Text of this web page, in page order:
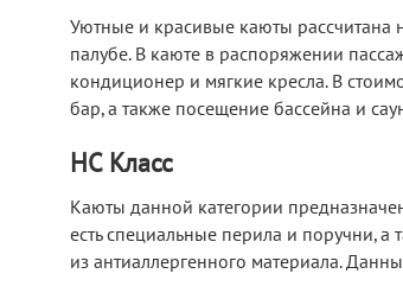
Уютные и красивые каюты рассчитана
палубе. В каюте в распоряжении
кондиционер и мягкие кресла. В
бар, а также посещение бассейна и
HC Класс
Каюты данной категории
есть специальные перила и поручни,
из антиаллергенного материала.